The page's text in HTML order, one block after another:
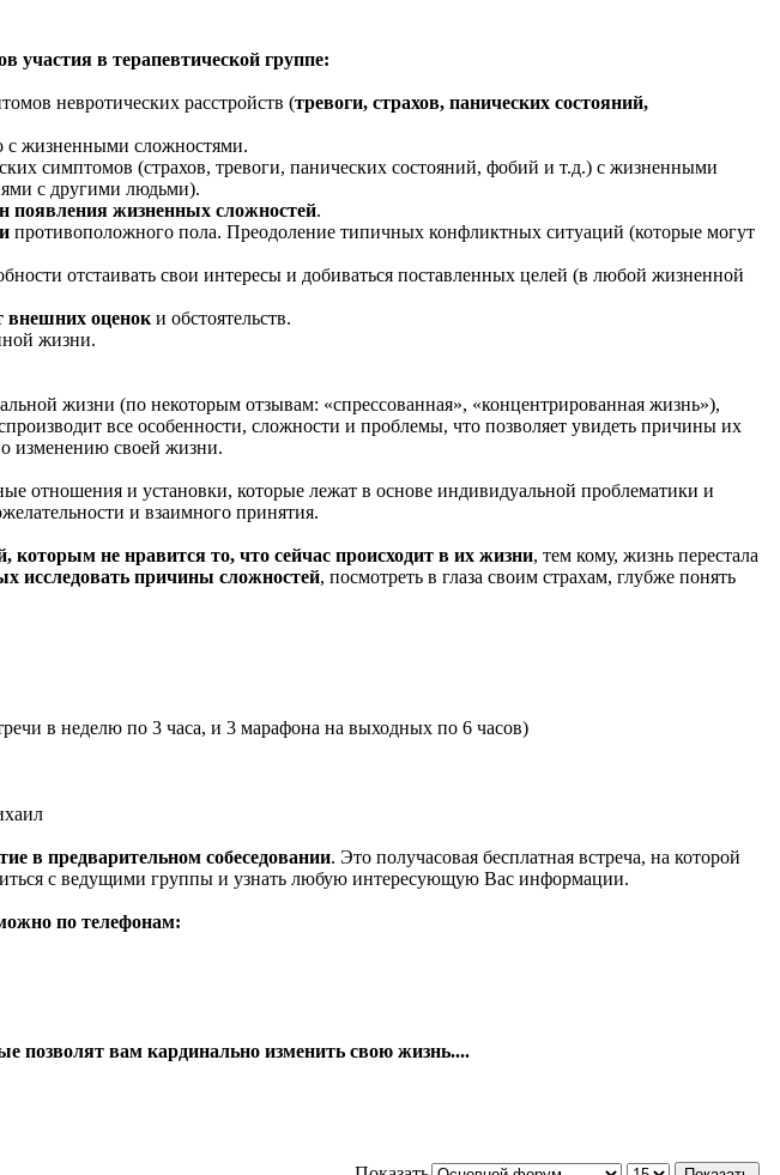
участия в терапевтической группе:
невротических расстройств (тревоги, страхов, панических состояний,
с жизненными сложностями.
симптомов (страхов, тревоги, панических состояний, фобий и т.д.) с жизненными
с другими людьми).
появления жизненных сложностей.
противоположного пола. Преодоление типичных конфликтных ситуаций (которые могут
отстаивать свои интересы и добиваться поставленных целей (в любой жизненной
внешних оценок и обстоятельств.
жизни.
жизни (по некоторым отзывам: «спрессованная», «концентрированная жизнь»),
все особенности, сложности и проблемы, что позволяет увидеть причины их
изменению своей жизни.
отношения и установки, которые лежат в основе индивидуальной проблематики и
и взаимного принятия.
которым не нравится то, что сейчас происходит в их жизни, тем кому, жизнь перестала
исследовать причины сложностей, посмотреть в глаза своим страхам, глубже понять
в неделю по 3 часа, и 3 марафона на выходных по 6 часов)
в предварительном собеседовании. Это получасовая бесплатная встреча, на которой
с ведущими группы и узнать любую интересующую Вас информации.
по телефонам:
позволят вам кардинально изменить свою жизнь....